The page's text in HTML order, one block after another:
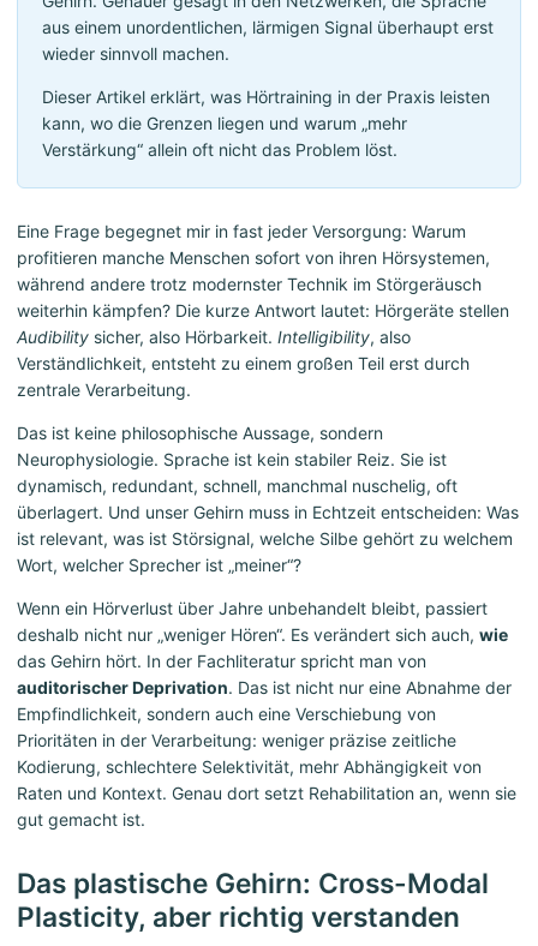
aus einem unordentlichen, lärmigen Signal überhaupt erst
wieder sinnvoll machen.
Dieser Artikel erklärt, was Hörtraining in der Praxis leisten
kann, wo die Grenzen liegen und warum „mehr
Verstärkung“ allein oft nicht das Problem löst.
Eine Frage begegnet mir in fast jeder Versorgung: Warum
profitieren manche Menschen sofort von ihren Hörsystemen,
während andere trotz modernster Technik im Störgeräusch
weiterhin kämpfen? Die kurze Antwort lautet: Hörgeräte stellen
Audibility sicher, also Hörbarkeit. Intelligibility, also
Verständlichkeit, entsteht zu einem großen Teil erst durch
zentrale Verarbeitung.
Das ist keine philosophische Aussage, sondern
Neurophysiologie. Sprache ist kein stabiler Reiz. Sie ist
dynamisch, redundant, schnell, manchmal nuschelig, oft
überlagert. Und unser Gehirn muss in Echtzeit entscheiden: Was
ist relevant, was ist Störsignal, welche Silbe gehört zu welchem
Wort, welcher Sprecher ist „meiner“?
Wenn ein Hörverlust über Jahre unbehandelt bleibt, passiert
deshalb nicht nur „weniger Hören“. Es verändert sich auch, wie
das Gehirn hört. In der Fachliteratur spricht man von
auditorischer Deprivation. Das ist nicht nur eine Abnahme der
Empfindlichkeit, sondern auch eine Verschiebung von
Prioritäten in der Verarbeitung: weniger präzise zeitliche
Kodierung, schlechtere Selektivität, mehr Abhängigkeit von
Raten und Kontext. Genau dort setzt Rehabilitation an, wenn sie
gut gemacht ist.
Das plastische Gehirn: Cross-Modal
Plasticity, aber richtig verstanden